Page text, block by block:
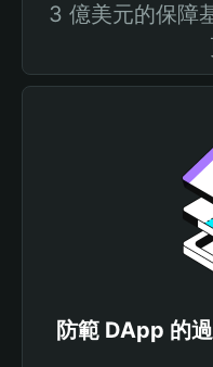
3 億美元的保障
防範 DApp 的